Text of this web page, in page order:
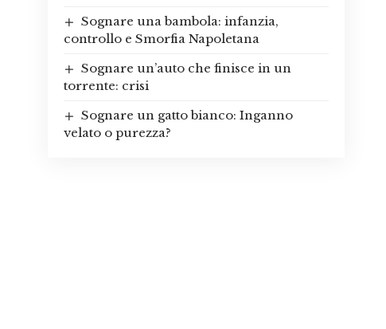
Sognare una bambola: infanzia,
controllo e Smorfia Napoletana
Sognare un’auto che finisce in un
torrente: crisi
Sognare un gatto bianco: Inganno
velato o purezza?